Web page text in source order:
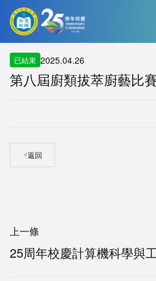
已結束 2025.04.26
第八屆廚類拔萃廚藝比
返回
上一條
25周年校慶計算機科學與